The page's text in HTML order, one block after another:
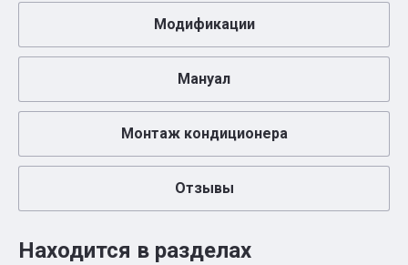
Модификации
Мануал
Монтаж кондиционера
Отзывы
Находится в разделах